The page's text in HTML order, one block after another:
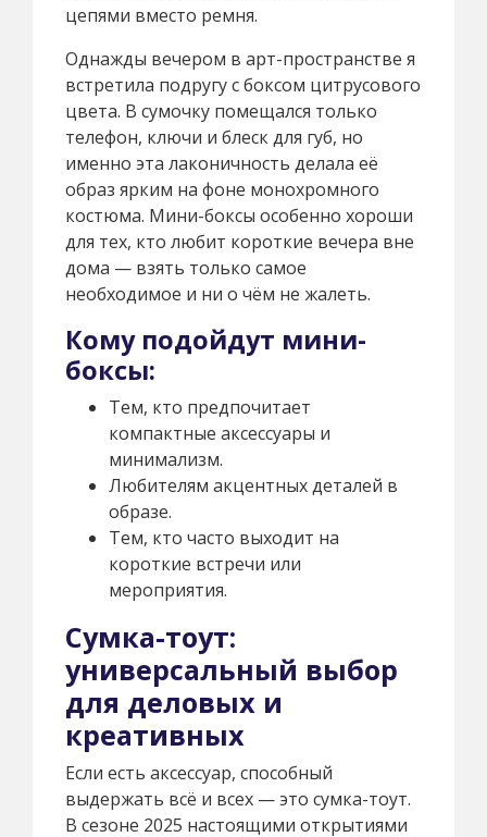
цепями вместо ремня.
Однажды вечером в арт-пространстве я
встретила подругу с боксом цитрусового
цвета. В сумочку помещался только
телефон, ключи и блеск для губ, но
именно эта лаконичность делала её
образ ярким на фоне монохромного
костюма. Мини-боксы особенно хороши
для тех, кто любит короткие вечера вне
дома — взять только самое
необходимое и ни о чём не жалеть.
Кому подойдут мини-
боксы:
Тем, кто предпочитает
компактные аксессуары и
минимализм.
Любителям акцентных деталей в
образе.
Тем, кто часто выходит на
короткие встречи или
мероприятия.
Сумка-тоут:
универсальный выбор
для деловых и
креативных
Если есть аксессуар, способный
выдержать всё и всех — это сумка-тоут.
В сезоне 2025 настоящими открытиями